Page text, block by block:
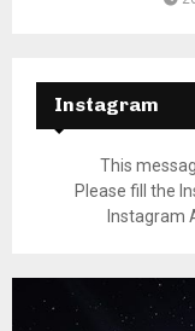
Instagram
This
Please fill the
Instagram